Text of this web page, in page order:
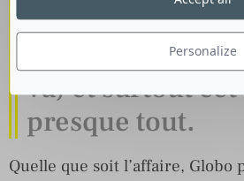
(cadavres,
victimes sont
va) et surtout cet
presque tout.
Quelle que soit l’affaire, Globo
Personalize